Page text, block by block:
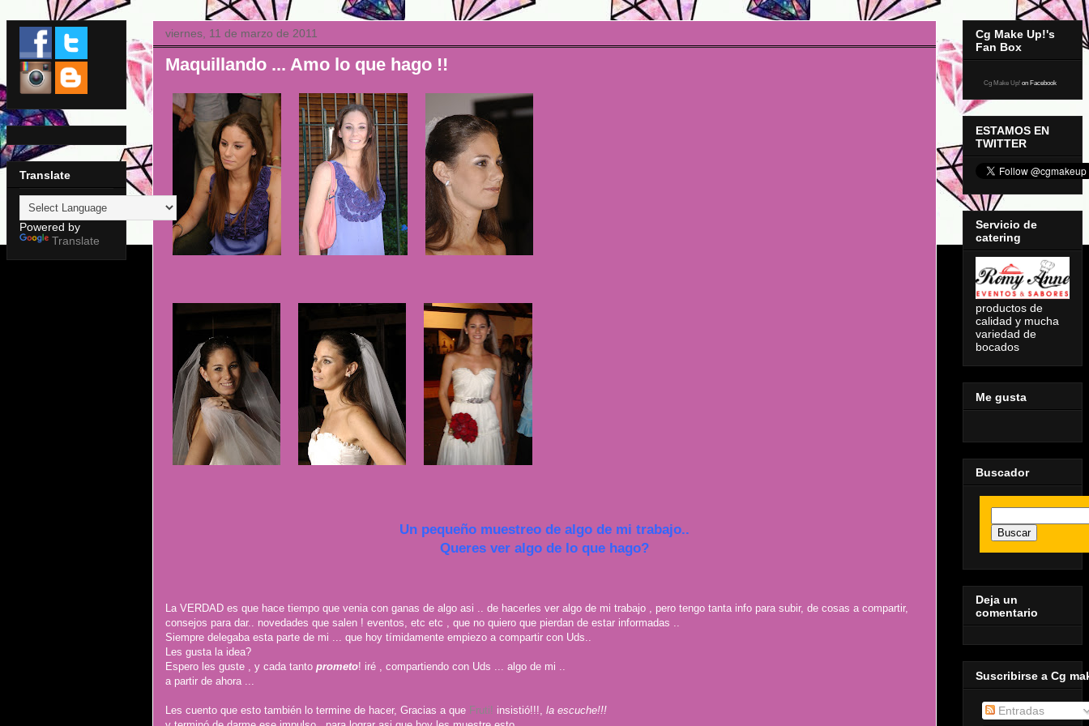
viernes, 11 de marzo de 2011
Maquillando ... Amo lo que hago !!
Un pequeño muestreo de algo de mi trabajo..
Queres ver algo de lo que hago?
La VERDAD es que hace tiempo que venia con ganas de algo asi .. de hacerles ver algo de mi trabajo , pero tengo tanta info para subir, de cosas a compartir,
consejos para dar.. novedades que salen ! eventos, etc etc , que no quiero que pierdan de estar informadas ..
Siempre delegaba esta parte de mi ... que hoy tímidamente empiezo a compartir con Uds..
Les gusta la idea?
Espero les guste , y cada tanto prometo! iré , compartiendo con Uds ... algo de mi ..
a partir de ahora ...
Les cuento que esto también lo termine de hacer, Gracias a que Fruti! insistió!!!, la escuche!!!
Translate
Powered by
Translate
Cg Make Up!'s
Fan Box
Cg Make Up! on Facebook
ESTAMOS EN
TWITTER
Servicio de
catering
productos de
calidad y mucha
variedad de
bocados
Me gusta
Buscador
Deja un
comentario
Suscribirse a Cg
Entradas